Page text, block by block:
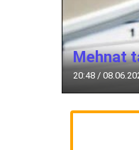
Mehnat
20:48 /